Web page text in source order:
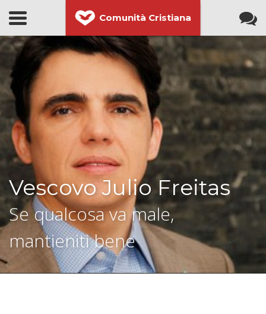
Comunità Cristiana
Vescovo Julio Freitas
Se qualcosa va male,
mantieniti bene